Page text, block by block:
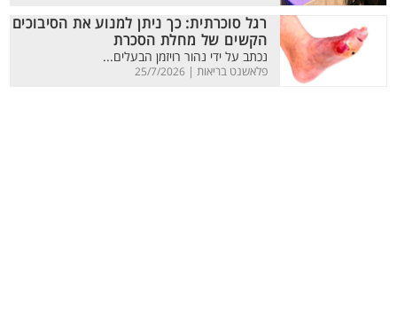
רגל סוכרתית: כך ניתן למנוע את הסיבוכים
הקשים של מחלת הסכרת
נכתב על ידי נהור רויזמן הבעלים...
פלאשנט בריאות | 25/7/2026